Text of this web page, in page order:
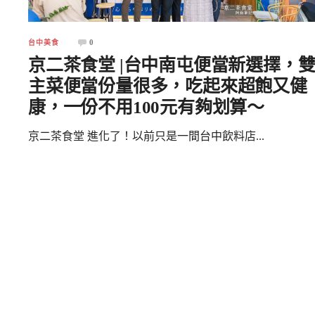
台中美食 0
京二茶食堂 |台中南屯便當新選擇，雙
主菜便當份量很多，吃起來超飽又健
康，一份不用100元有夠划算～
京二茶食堂 進化了！以前只是一間台中飲料店...